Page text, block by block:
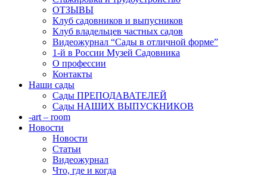
ОТЗЫВЫ
Клуб садовников и выпусников
Клуб владельцев частных садов
Видеожурнал “Сады в отличной форме”
1-й в России Музей Садовника
О профессии
Контакты
Наши сады
Сады ПРЕПОДАВАТЕЛЕЙ
Сады НАШИХ ВЫПУСКНИКОВ
-art – room
Новости
Новости
Статьи
Видеожурнал
Что, где и когда